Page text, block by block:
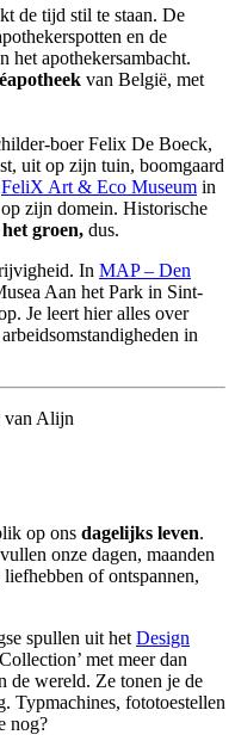
de tijd stil te staan. De
en de
het apothekersambacht.
van België, met
boer Felix De Boeck,
uit op zijn tuin, boomgaard
FeliX Art & Eco Museum in
zijn domein. Historische
groen, dus.
In MAP – Den
Aan het Park in Sint-
Je leert hier alles over
in
op ons dagelijks leven.
onze dagen, maanden
of ontspannen,
spullen uit het Design
met meer dan
de wereld. Ze tonen je de
Typmachines, fototoestellen
nog?